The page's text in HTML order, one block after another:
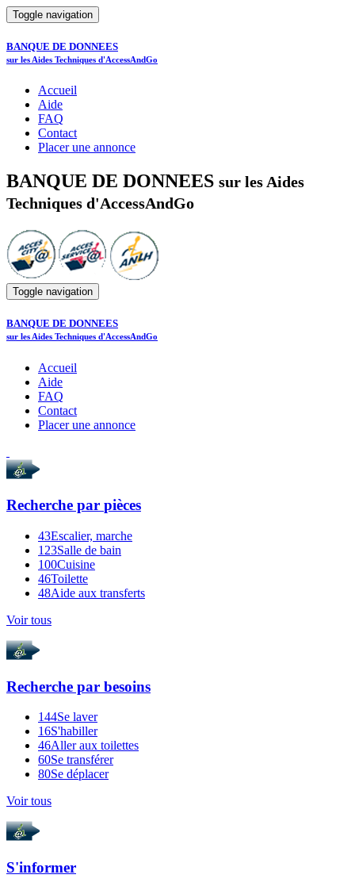
Toggle navigation
BANQUE DE DONNEES
sur les Aides Techniques d'AccessAndGo
Accueil
Aide
FAQ
Contact
Placer une annonce
BANQUE DE DONNEES sur les Aides
Techniques d'AccessAndGo
Toggle navigation
BANQUE DE DONNEES
sur les Aides Techniques d'AccessAndGo
Accueil
Aide
FAQ
Contact
Placer une annonce
Recherche par pièces
43Escalier, marche
123Salle de bain
100Cuisine
46Toilette
48Aide aux transferts
Voir tous
Recherche par besoins
144Se laver
16S'habiller
46Aller aux toilettes
60Se transférer
80Se déplacer
Voir tous
S'informer